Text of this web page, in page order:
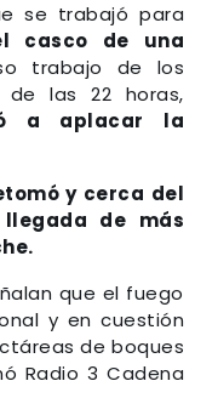
se trabajó para
casco de una
trabajo de los
de las 22 horas,
a aplacar la
y cerca del
de más
que el fuego
y en cuestión
de boques
Radio 3 Cadena